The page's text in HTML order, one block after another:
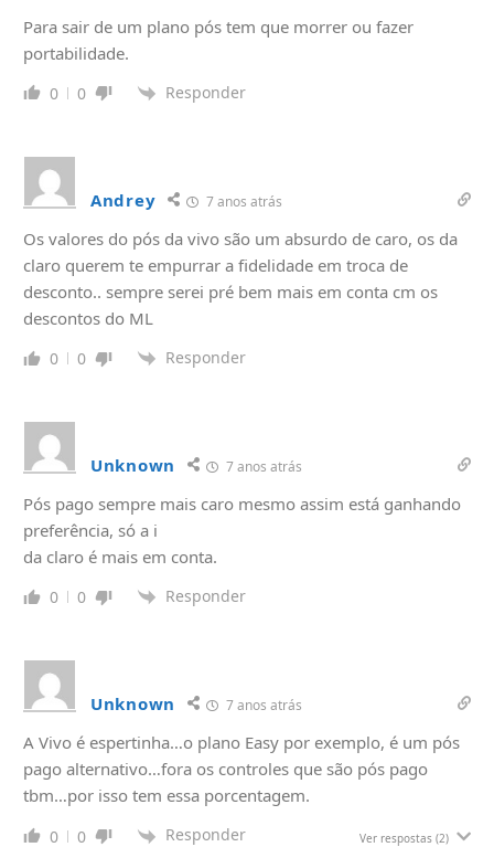
Para sair de um plano pós tem que morrer ou fazer
portabilidade.
0 0 Responder
Andrey 7 anos atrás
Os valores do pós da vivo são um absurdo de caro, os da
claro querem te empurrar a fidelidade em troca de
desconto.. sempre serei pré bem mais em conta cm os
descontos do ML
0 0 Responder
Unknown 7 anos atrás
Pós pago sempre mais caro mesmo assim está ganhando
preferência, só a i
da claro é mais em conta.
0 0 Responder
Unknown 7 anos atrás
A Vivo é espertinha…o plano Easy por exemplo, é um pós
pago alternativo…fora os controles que são pós pago
tbm…por isso tem essa porcentagem.
0 0 Responder Ver respostas (2)